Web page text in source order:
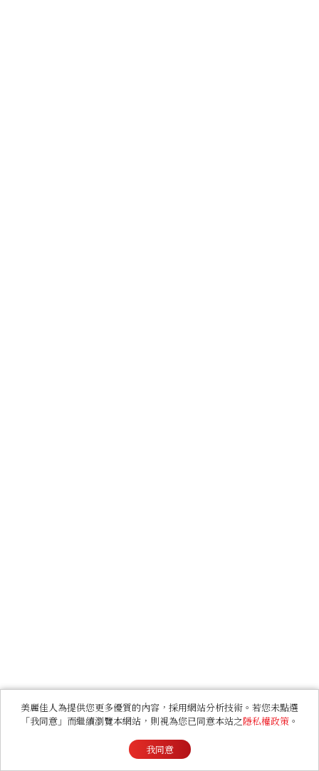
美麗佳人為提供您更多優質的內容，採用網站分析技術。若您未點選
「我同意」而繼續瀏覽本網站，則視為您已同意本站之隱私權政策 。
我同意